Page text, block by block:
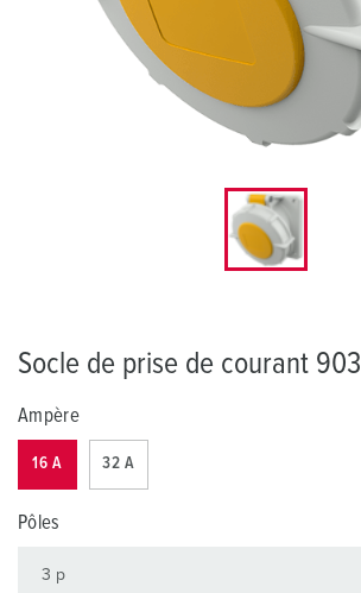
Socle de prise de courant 903
Ampère
16 A 32 A
Pôles